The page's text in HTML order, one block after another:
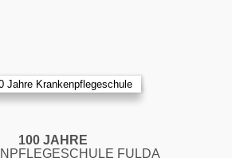
100 JAHRE
FULDA